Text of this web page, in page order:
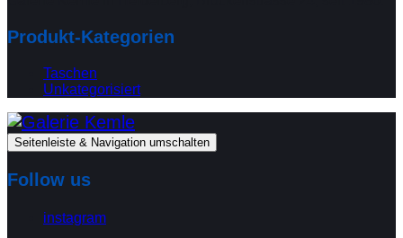
Produkt-Kategorien
Taschen
Unkategorisiert
Seitenleiste & Navigation umschalten
Follow us
instagram